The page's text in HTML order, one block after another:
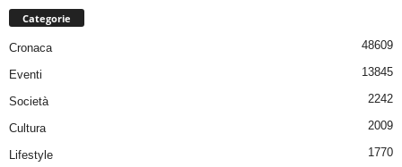
Categorie
Cronaca 48609
Eventi 13845
Società 2242
Cultura 2009
Lifestyle 1770